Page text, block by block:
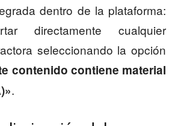
dentro de la plataforma:
directamente cualquier
seleccionando la opción
contenido contiene material
.